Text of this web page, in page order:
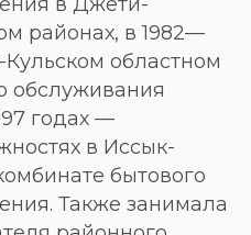
районах, в 1982—
областном
обслуживания
годах —
в Иссык-
бытового
Также занимала